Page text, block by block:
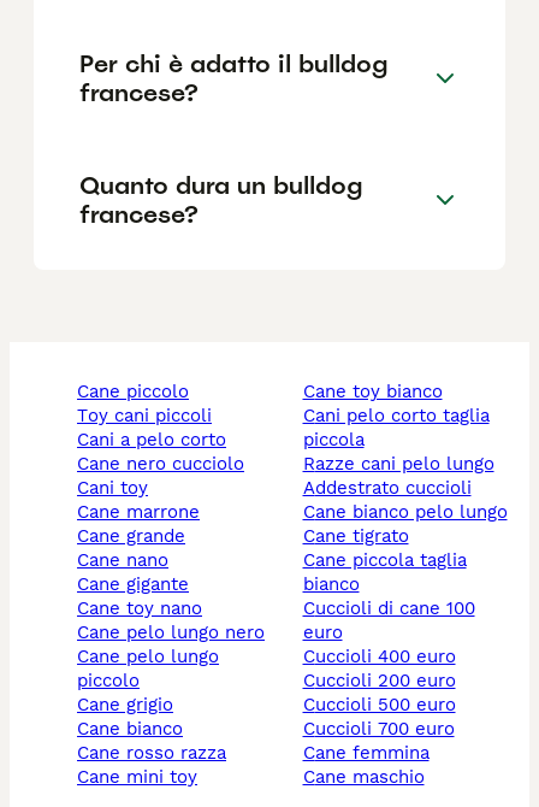
Per chi è adatto il bulldog
francese?
Quanto dura un bulldog
francese?
cane piccolo
toy cani piccoli
cani a pelo corto
cane nero cucciolo
cani toy
cane marrone
cane grande
cane nano
cane gigante
cane toy nano
cane pelo lungo nero
cane pelo lungo
piccolo
cane grigio
cane bianco
cane rosso razza
cane mini toy
cane toy bianco
cani pelo corto taglia
piccola
razze cani pelo lungo
addestrato cuccioli
cane bianco pelo lungo
cane tigrato
cane piccola taglia
bianco
cuccioli di cane 100
euro
cuccioli 400 euro
cuccioli 200 euro
cuccioli 500 euro
cuccioli 700 euro
cane femmina
cane maschio